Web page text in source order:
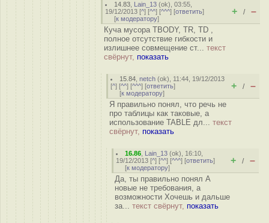
14.83 Lain_13 (ok), 03:55,
19/12/2013 [^] [^^] [^^^] [ответить]
[к модератору]
+ / –
Куча мусора TBODY, TR, TD ,
полное отсутствие гибкости и
излишнее совмещение ст... текст
свёрнут, показать
15.84 ,netch (ok), 11:44, 19/12/2013
[^] [^^] [^^^] [ответить]
[к модератору]
+ / –
Я правильно понял, что речь не
про таблицы как таковые, а
использование TABLE дл... текст
свёрнут, показать
16.86 Lain_13 (ok), 16:10,
19/12/2013 [^] [^^] [^^^] [ответить]
[к модератору]
+ / –
Да, ты правильно понял А
новые не требования, а
возможности Хочешь и дальше
за... текст свёрнут, показать